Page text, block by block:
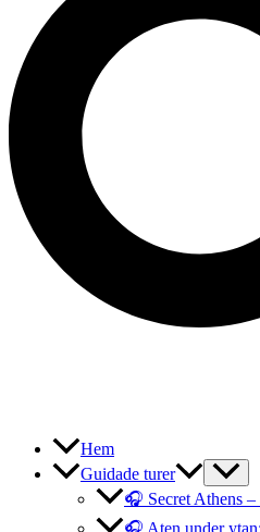
Hem
Guidade turer
🎧 Secret Athens
🎧 Aten under